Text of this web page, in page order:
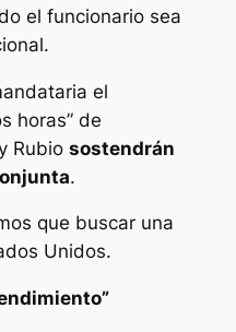
el funcionario sea
el
horas” de
Rubio sostendrán
.
que buscar una
Unidos.